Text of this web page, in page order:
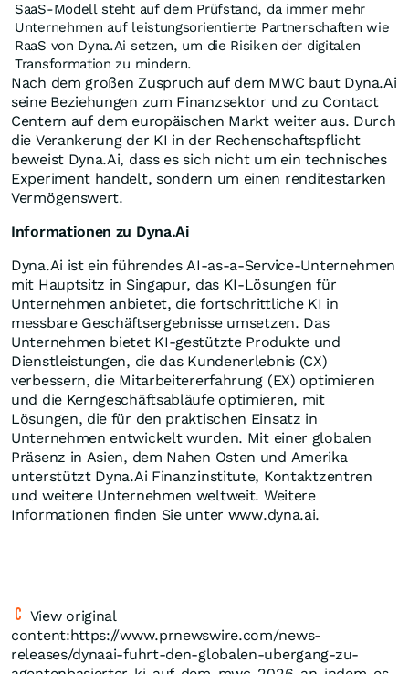
SaaS-Modell steht auf dem Prüfstand, da immer mehr
Unternehmen auf leistungsorientierte Partnerschaften wie
RaaS von Dyna.Ai setzen, um die Risiken der digitalen
Transformation zu mindern.
Nach dem großen Zuspruch auf dem MWC baut Dyna.Ai
seine Beziehungen zum Finanzsektor und zu Contact
Centern auf dem europäischen Markt weiter aus. Durch
die Verankerung der KI in der Rechenschaftspflicht
beweist Dyna.Ai, dass es sich nicht um ein technisches
Experiment handelt, sondern um einen renditestarken
Vermögenswert.
Informationen zu Dyna.Ai
Dyna.Ai ist ein führendes AI-as-a-Service-Unternehmen
mit Hauptsitz in Singapur, das KI-Lösungen für
Unternehmen anbietet, die fortschrittliche KI in
messbare Geschäftsergebnisse umsetzen. Das
Unternehmen bietet KI-gestützte Produkte und
Dienstleistungen, die das Kundenerlebnis (CX)
verbessern, die Mitarbeitererfahrung (EX) optimieren
und die Kerngeschäftsabläufe optimieren, mit
Lösungen, die für den praktischen Einsatz in
Unternehmen entwickelt wurden. Mit einer globalen
Präsenz in Asien, dem Nahen Osten und Amerika
unterstützt Dyna.Ai Finanzinstitute, Kontaktzentren
und weitere Unternehmen weltweit. Weitere
Informationen finden Sie unter www.dyna.ai.
View original
content:https://www.prnewswire.com/news-
releases/dynaai-fuhrt-den-globalen-ubergang-zu-